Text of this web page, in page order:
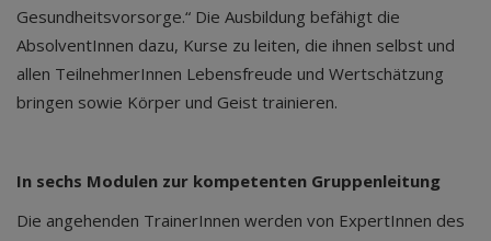
Gesundheitsvorsorge.“ Die Ausbildung befähigt die
AbsolventInnen dazu, Kurse zu leiten, die ihnen selbst und
allen TeilnehmerInnen Lebensfreude und Wertschätzung
bringen sowie Körper und Geist trainieren.
In sechs Modulen zur kompetenten Gruppenleitung
Die angehenden TrainerInnen werden von ExpertInnen des